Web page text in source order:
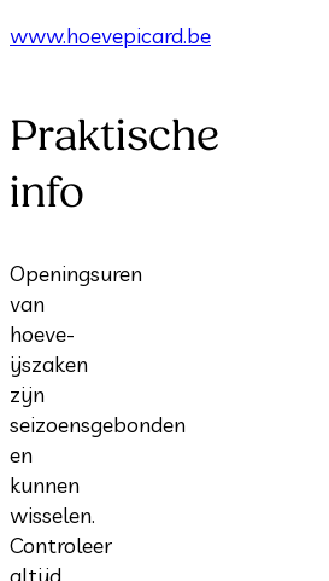
www.hoevepicard.be
Praktische
info
Openingsuren
van
hoeve-
ijszaken
zijn
seizoensgebonden
en
kunnen
wisselen.
Controleer